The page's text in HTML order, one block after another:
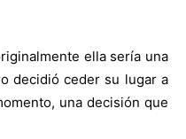
ella sería una
decidió ceder su lugar a
una decisión que